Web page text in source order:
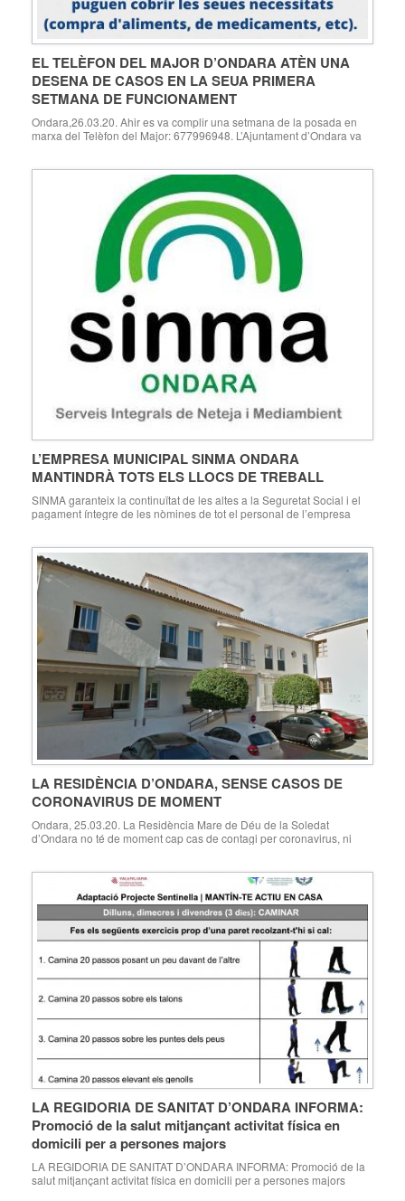
EL TELÈFON DEL MAJOR D’ONDARA ATÈN UNA
DESENA DE CASOS EN LA SEUA PRIMERA
SETMANA DE FUNCIONAMENT
Ondara,26.03.20. Ahir es va complir una setmana de la posada en
marxa del Telèfon del Major: 677996948. L’Ajuntament d’Ondara va
les seues necessitats bàsiques mentre dure el confinament pel
coronavirus (comprar aliments, acudir […]
L’EMPRESA MUNICIPAL SINMA ONDARA
MANTINDRÀ TOTS ELS LLOCS DE TREBALL
SINMA garanteix la continuïtat de les altes a la Seguretat Social i el
pagament íntegre de les nòmines de tot el personal de l’empresa
Ondara, 25.03.20. L’Ajuntament d’Ondara ha decidit que l’empresa
municipal […]
LA RESIDÈNCIA D’ONDARA, SENSE CASOS DE
CORONAVIRUS DE MOMENT
Ondara, 25.03.20. La Residència Mare de Déu de la Soledat
d’Ondara no té de moment cap cas de contagi per coronavirus, ni
Paqui Ferrando. Tractant-se d’una situació molt delicada en ser les
persones majors […]
LA REGIDORIA DE SANITAT D’ONDARA INFORMA:
Promoció de la salut mitjançant activitat física en
domicili per a persones majors
LA REGIDORIA DE SANITAT D’ONDARA INFORMA: Promoció de la
salut mitjançant activitat física en domicili per a persones majors